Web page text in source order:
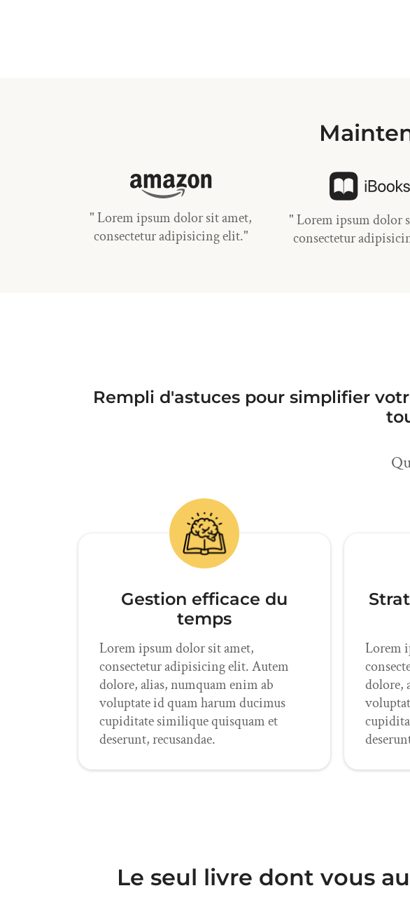
" Lorem ipsum dolor sit amet,
consectetur adipisicing elit."
" Lorem ipsum dolor
consectetur
Rempli d'astuces pour simplifier
Gestion efficace du
temps
Lorem ipsum dolor sit amet,
consectetur adipisicing elit. Autem
dolore, alias, numquam enim ab
voluptate id quam harum ducimus
cupiditate similique quisquam et
deserunt, recusandae.
Lorem
dolore,
Le seul livre dont vous